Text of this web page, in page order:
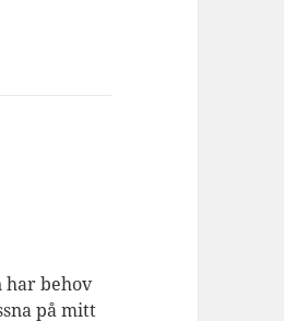
har behov
på mitt